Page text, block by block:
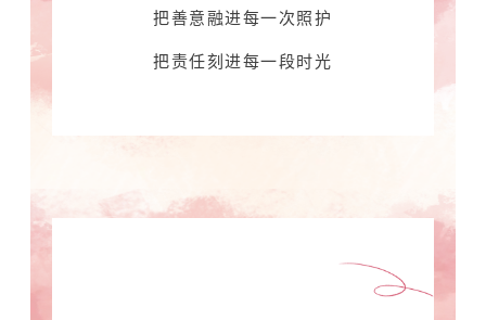
把善意融进每一次照护
把责任刻进每一段时光